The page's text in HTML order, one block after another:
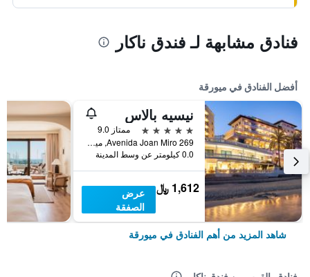
فنادق مشابهة لـ فندق ناكار
أفضل الفنادق في ميورقة
نيسيه بالاس
5 نجوم
ممتاز 9.0
Avenida Joan Miro 269, ميورقة, مالوركا, أسبانيا
0.0 كيلومتر عن وسط المدينة
1,612 ﷼
عرض
الصفقة
شاهد المزيد من أهم الفنادق في ميورقة